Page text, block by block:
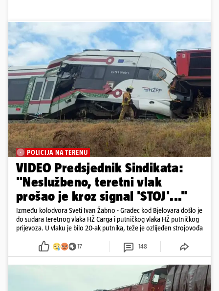
POLICIJA NA TERENU
VIDEO Predsjednik Sindikata:
"Neslužbeno, teretni vlak
prošao je kroz signal 'STOJ'..."
Između kolodvora Sveti Ivan Žabno - Gradec kod Bjelovara došlo je
do sudara teretnog vlaka HŽ Carga i putničkog vlaka HŽ putničkog
prijevoza. U vlaku je bilo 20-ak putnika, teže je ozlijeđen strojovođa
17 148